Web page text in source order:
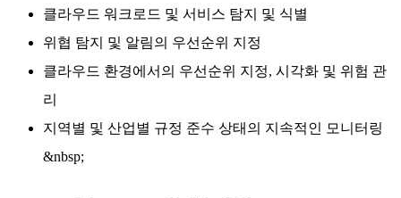
클라우드 워크로드 및 서비스 탐지 및 식별
위협 탐지 및 알림의 우선순위 지정
클라우드 환경에서의 우선순위 지정, 시각화 및 위험 관
리
지역별 및 산업별 규정 준수 상태의 지속적인 모니터링
&nbsp;